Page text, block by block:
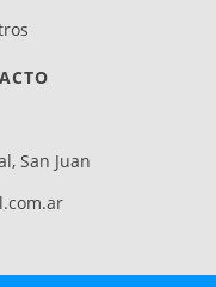
San Juan